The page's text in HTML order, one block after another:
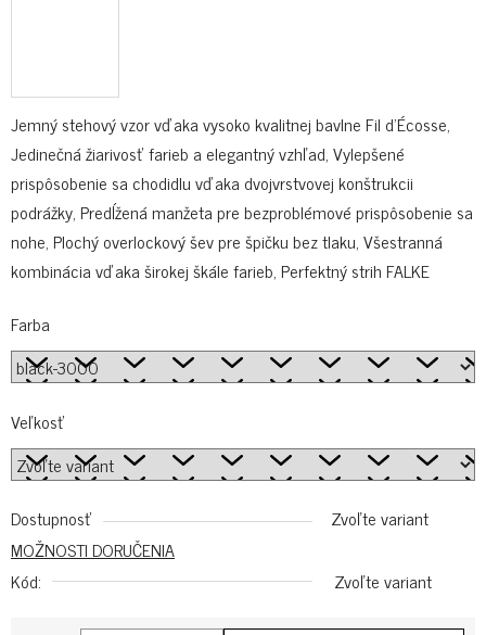
Jemný stehový vzor vďaka vysoko kvalitnej bavlne Fil d'Écosse,
Jedinečná žiarivosť farieb a elegantný vzhľad, Vylepšené
prispôsobenie sa chodidlu vďaka dvojvrstvovej konštrukcii
podrážky, Predĺžená manžeta pre bezproblémové prispôsobenie sa
nohe, Plochý overlockový šev pre špičku bez tlaku, Všestranná
kombinácia vďaka širokej škále farieb, Perfektný strih FALKE
Farba
Veľkosť
Dostupnosť
Zvoľte variant
MOŽNOSTI DORUČENIA
Kód:
Zvoľte variant